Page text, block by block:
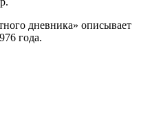
дневника» описывает
года.